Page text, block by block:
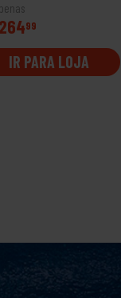
99
IR PARA LOJA